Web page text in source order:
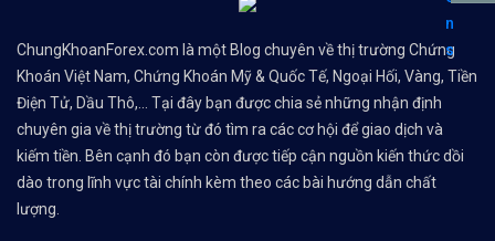
ChungKhoanForex.com là một Blog chuyên về thị trường Chứng
Khoán Việt Nam, Chứng Khoán Mỹ & Quốc Tế, Ngoại Hối, Vàng, Tiền
Điện Tử, Dầu Thô,... Tại đây bạn được chia sẻ những nhận định
chuyên gia về thị trường từ đó tìm ra các cơ hội để giao dịch và
kiếm tiền. Bên cạnh đó bạn còn được tiếp cận nguồn kiến thức dồi
dào trong lĩnh vực tài chính kèm theo các bài hướng dẫn chất
lượng.